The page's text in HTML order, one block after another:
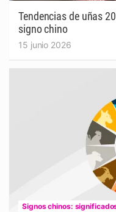
Tendencias de uñas
signo chino
15 junio 2026
Signos chinos: